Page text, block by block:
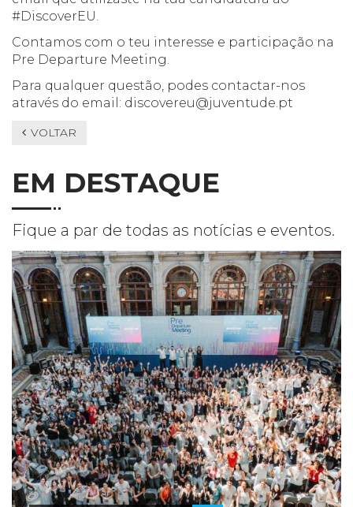
#DiscoverEU.
Contamos com o teu interesse e participação na
Pre Departure Meeting.
Para qualquer questão, podes contactar-nos
através do email: discovereu@juventude.pt
VOLTAR
EM DESTAQUE
Fique a par de todas as notícias e eventos.